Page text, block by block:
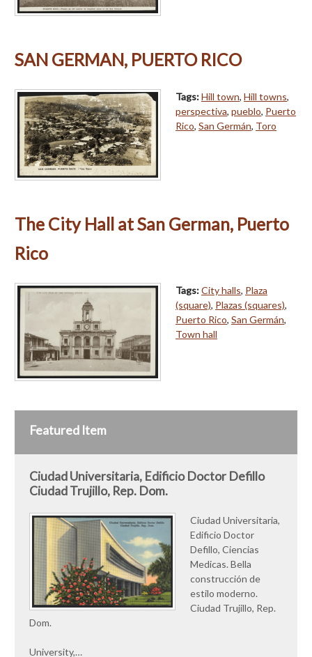
SAN GERMAN, PUERTO RICO
Tags:Hill town, Hill towns,
perspectiva, pueblo, Puerto
Rico, San Germán, Toro
The City Hall at San German, Puerto
Rico
Tags:City halls, Plaza
(square), Plazas (squares),
Puerto Rico, San Germán,
Town hall
Featured Item
Ciudad Universitaria, Edificio Doctor Defillo
Ciudad Trujillo, Rep. Dom.
Ciudad Universitaria,
Edificio Doctor
Defillo, Ciencias
Medicas. Bella
construcción de
estilo moderno.
Ciudad Trujillo, Rep.
Dom.
University,…